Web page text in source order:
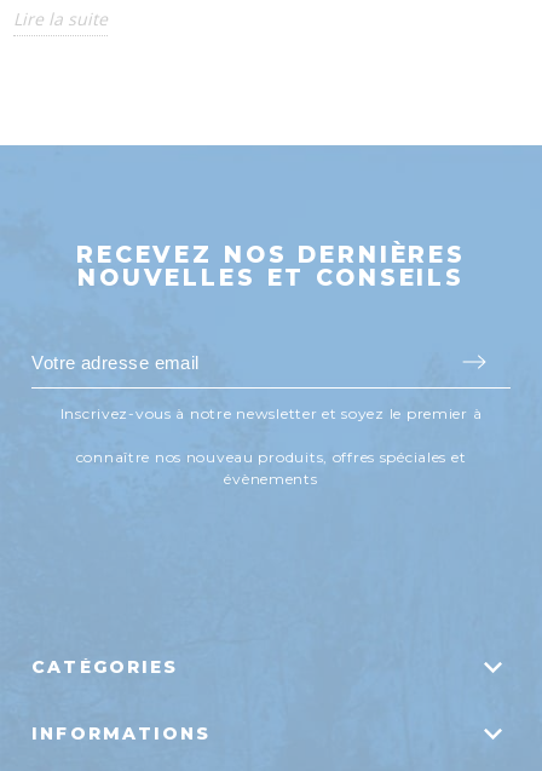
Lire la suite
RECEVEZ NOS DERNIÈRES
NOUVELLES ET CONSEILS
Inscrivez-vous à notre newsletter et soyez le premier à
connaître nos nouveau produits, offres spéciales et
évènements
CATÉGORIES
INFORMATIONS